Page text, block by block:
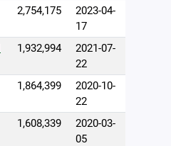
2,754,175
2023-04-
17
1,932,994
2021-07-
22
1,864,399
2020-10-
22
1,608,339
2020-03-
05